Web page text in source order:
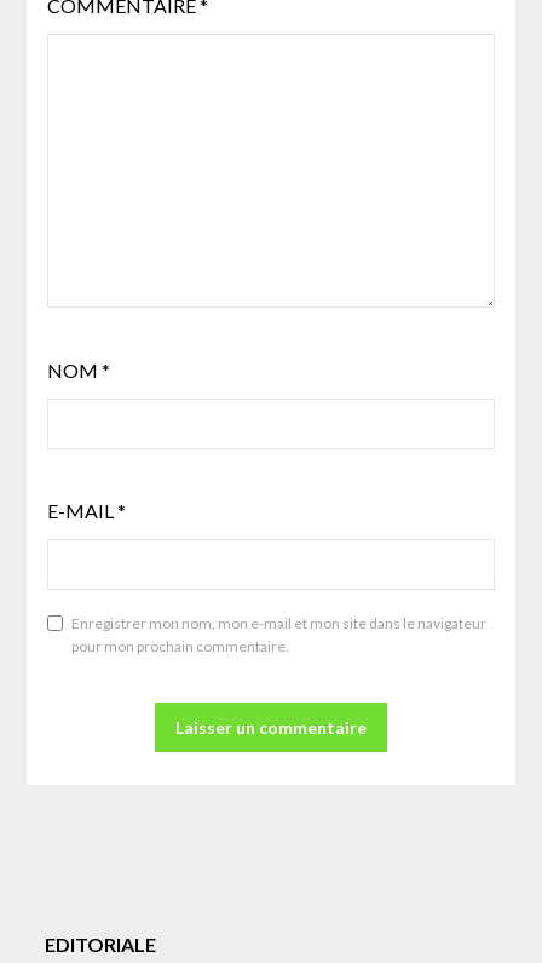
COMMENTAIRE*
NOM *
E-MAIL*
Enregistrer mon nom, mon e-mail et mon site dans le navigateur
pour mon prochain commentaire.
EDITORIALE